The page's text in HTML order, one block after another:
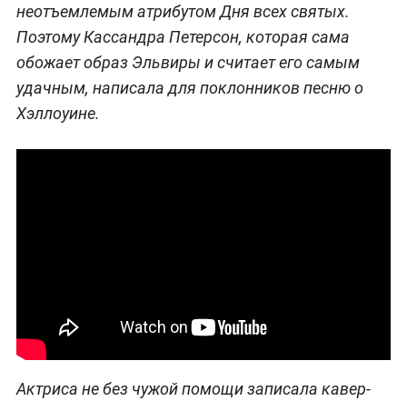
неотъемлемым атрибутом Дня всех святых.
Поэтому Кассандра Петерсон, которая сама
обожает образ Эльвиры и считает его самым
удачным, написала для поклонников песню о
Хэллоуине.
Актриса не без чужой помощи записала кавер-